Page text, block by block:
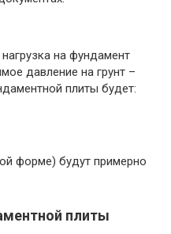
на фундамент
давление на грунт –
плиты будет:
форме) будут примерно
плиты